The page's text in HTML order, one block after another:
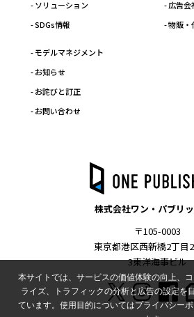
- ソリューション
- SDGs情報
- 広告会
- 物販・
- モデルマネジメント
- お知らせ
- お詫びと訂正
- お問い合わせ
株式会社ワン・パブリ
〒105-0003
東京都港区西新橋2丁目
3東洋海事ビル
本サイトでは、サービスの価値体験の向上、
ライズ、トラフィックの分析と広告の設定を
ています。使用目的についてはプライバシー